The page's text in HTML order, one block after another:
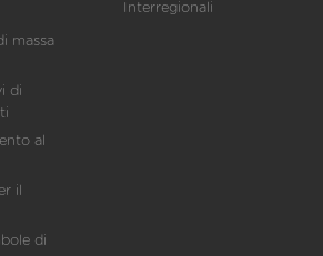
massa
di
al
il
di
Interregionali